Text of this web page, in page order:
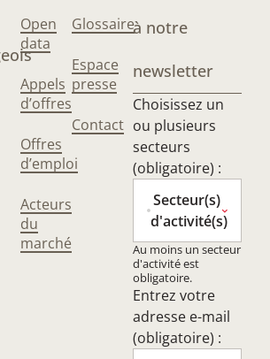
Open
data
Appels
d’offres
Offres
d’emploi
Acteurs
du
marché
Glossaire
Espace
presse
Contact
à notre
newsletter
Choisissez un
ou plusieurs
secteurs
(obligatoire) :
Secteur(s)
d'activité(s)
Au moins un secteur
d'activité est
obligatoire.
Entrez votre
adresse e-mail
(obligatoire) :